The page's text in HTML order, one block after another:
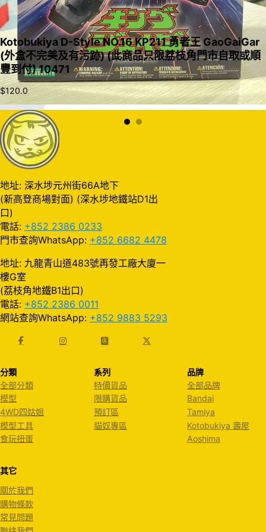
入購物車
Kotobukiya D-Style NO.16 KP211 勇者王 GaoGaiGar
(外盒不完美及有污跡) (此商品只限荔枝角門市自取或順
豐到付) 10471
$120.0
地址: 深水埗元州街66A地下
(新高登商場對面) (深水埗地鐵站D1出
口)
電話: +852 2386 0233
門市查詢WhatsApp: +852 6682 4478
地址: 九龍青山道483號再發工廠大廈一
樓G室
(荔枝角地鐵B1出口)
電話: +852 2386 0011
網站查詢WhatsApp: +852 9883 5293
分類
全部分類
模型
4WD四姑姐
模型工具
食玩扭蛋
系列
特價貨品
限購貨品
預訂區
貓奴專區
品牌
全部品牌
Bandai
Tamiya
Kotobukiya 壽屋
Aoshima
其它
關於我們
購物條款
常見問題